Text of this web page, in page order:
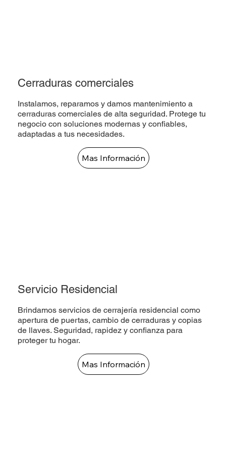
Cerraduras comerciales
Instalamos, reparamos y damos mantenimiento a
cerraduras comerciales de alta seguridad. Protege tu
negocio con soluciones modernas y confiables,
adaptadas a tus necesidades.
Mas Información
Servicio Residencial
Brindamos servicios de cerrajería residencial como
apertura de puertas, cambio de cerraduras y copias
de llaves. Seguridad, rapidez y confianza para
proteger tu hogar.
Mas Información